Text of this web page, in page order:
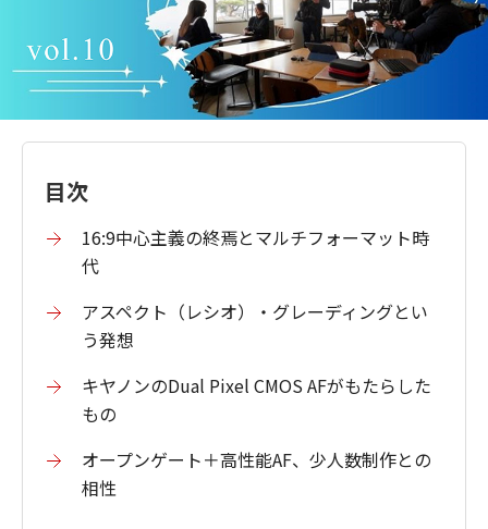
目次
16:9中心主義の終焉とマルチフォーマット時
代
アスペクト（レシオ）・グレーディングとい
う発想
キヤノンのDual Pixel CMOS AFがもたらした
もの
オープンゲート＋高性能AF、少人数制作との
相性